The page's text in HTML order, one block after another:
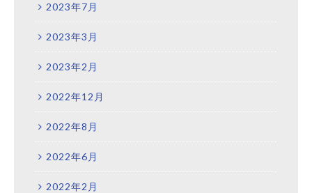
2023年7月
2023年3月
2023年2月
2022年12月
2022年8月
2022年6月
2022年2月